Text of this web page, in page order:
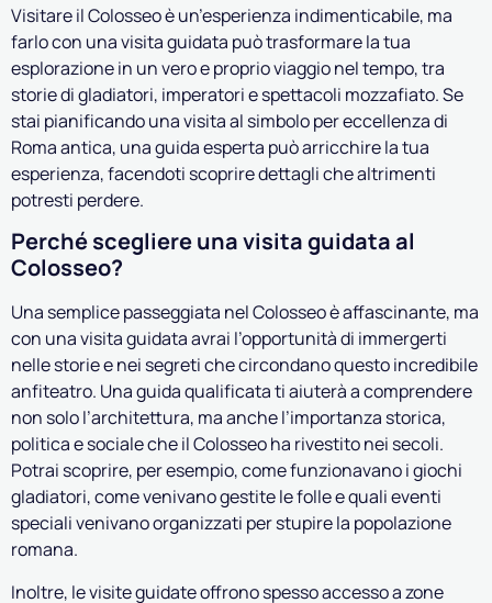
Visitare il Colosseo è un’esperienza indimenticabile, ma
farlo con una visita guidata può trasformare la tua
esplorazione in un vero e proprio viaggio nel tempo, tra
storie di gladiatori, imperatori e spettacoli mozzafiato. Se
stai pianificando una visita al simbolo per eccellenza di
Roma antica, una guida esperta può arricchire la tua
esperienza, facendoti scoprire dettagli che altrimenti
potresti perdere.
Perché scegliere una visita guidata al
Colosseo?
Una semplice passeggiata nel Colosseo è affascinante, ma
con una visita guidata avrai l’opportunità di immergerti
nelle storie e nei segreti che circondano questo incredibile
anfiteatro. Una guida qualificata ti aiuterà a comprendere
non solo l’architettura, ma anche l’importanza storica,
politica e sociale che il Colosseo ha rivestito nei secoli.
Potrai scoprire, per esempio, come funzionavano i giochi
gladiatori, come venivano gestite le folle e quali eventi
speciali venivano organizzati per stupire la popolazione
romana.
Inoltre, le visite guidate offrono spesso accesso a zone